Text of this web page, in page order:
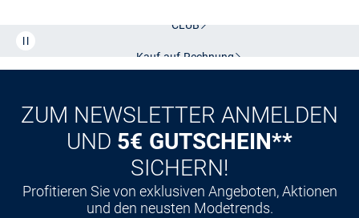
CLUB
Kauf auf Rechnung
ZUM NEWSLETTER ANMELDEN
UND 5€ GUTSCHEIN**
SICHERN!
Profitieren Sie von exklusiven Angeboten, Aktionen
und den neusten Modetrends.